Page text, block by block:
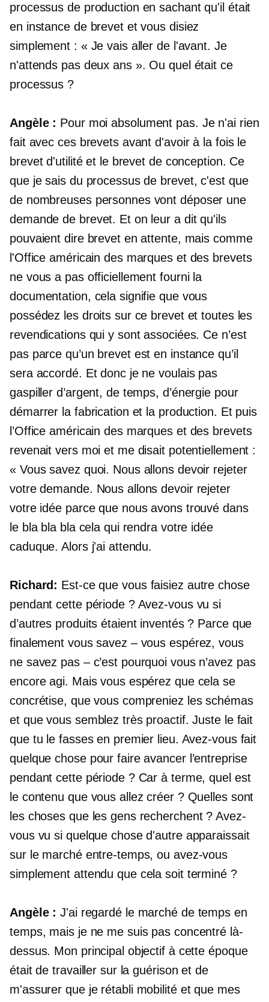
processus de production en sachant qu'il était
en instance de brevet et vous disiez
simplement : « Je vais aller de l'avant. Je
n'attends pas deux ans ». Ou quel était ce
processus ?
Angèle : Pour moi absolument pas. Je n'ai rien
fait avec ces brevets avant d'avoir à la fois le
brevet d'utilité et le brevet de conception. Ce
que je sais du processus de brevet, c'est que
de nombreuses personnes vont déposer une
demande de brevet. Et on leur a dit qu'ils
pouvaient dire brevet en attente, mais comme
l'Office américain des marques et des brevets
ne vous a pas officiellement fourni la
documentation, cela signifie que vous
possédez les droits sur ce brevet et toutes les
revendications qui y sont associées. Ce n’est
pas parce qu’un brevet est en instance qu’il
sera accordé. Et donc je ne voulais pas
gaspiller d’argent, de temps, d’énergie pour
démarrer la fabrication et la production. Et puis
l’Office américain des marques et des brevets
revenait vers moi et me disait potentiellement :
« Vous savez quoi. Nous allons devoir rejeter
votre demande. Nous allons devoir rejeter
votre idée parce que nous avons trouvé dans
le bla bla bla cela qui rendra votre idée
caduque. Alors j'ai attendu.
Richard: Est-ce que vous faisiez autre chose
pendant cette période ? Avez-vous vu si
d’autres produits étaient inventés ? Parce que
finalement vous savez – vous espérez, vous
ne savez pas – c’est pourquoi vous n’avez pas
encore agi. Mais vous espérez que cela se
concrétise, que vous compreniez les schémas
et que vous semblez très proactif. Juste le fait
que tu le fasses en premier lieu. Avez-vous fait
quelque chose pour faire avancer l’entreprise
pendant cette période ? Car à terme, quel est
le contenu que vous allez créer ? Quelles sont
les choses que les gens recherchent ? Avez-
vous vu si quelque chose d'autre apparaissait
sur le marché entre-temps, ou avez-vous
simplement attendu que cela soit terminé ?
Angèle : J'ai regardé le marché de temps en
temps, mais je ne me suis pas concentré là-
dessus. Mon principal objectif à cette époque
était de travailler sur la guérison et de
m'assurer que je rétablimobilité et que mes